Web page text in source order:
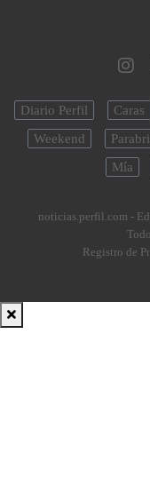
Diario Perfil Caras
Weekend
Mía
noticias.perfil.com -
Registro de